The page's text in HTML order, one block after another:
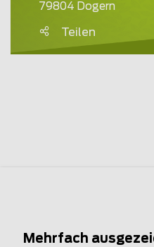
79804 Dogern
Teilen
Mehrfach